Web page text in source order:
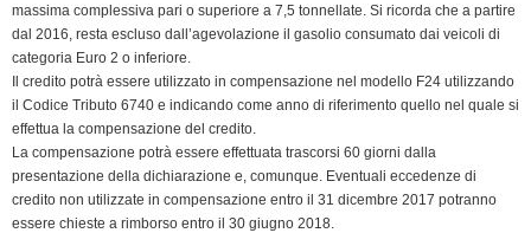
massima complessiva pari o superiore a 7,5 tonnellate. Si ricorda che a partire
dal 2016, resta escluso dall’agevolazione il gasolio consumato dai veicoli di
categoria Euro 2 o inferiore.
Il credito potrà essere utilizzato in compensazione nel modello F24 utilizzando
il Codice Tributo 6740 e indicando come anno di riferimento quello nel quale si
effettua la compensazione del credito.
La compensazione potrà essere effettuata trascorsi 60 giorni dalla
presentazione della dichiarazione e, comunque. Eventuali eccedenze di
credito non utilizzate in compensazione entro il 31 dicembre 2017 potranno
essere chieste a rimborso entro il 30 giugno 2018.